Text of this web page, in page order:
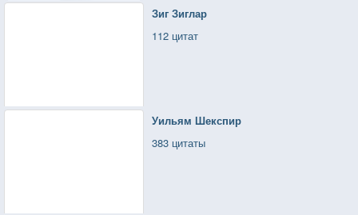
Зиг Зиглар
112 цитат
Уильям Шекспир
383 цитаты